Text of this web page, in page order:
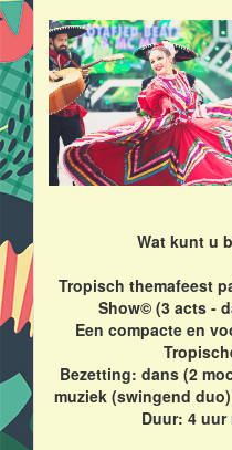
Wat kunt u
Tropisch themafeest
Show© (3 acts -
Een compacte en
Bezetting: dans (2
muziek (swingend
Duur: 4 uur